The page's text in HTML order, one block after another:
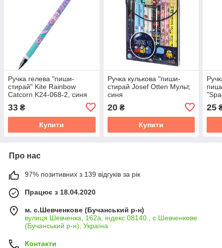
Ручка гелева "пиши-
стирай" Kite Rainbow
Catcorn K24-068-2, синя
33 ₴
Купити
Ручка кулькова "пиши-
стирай Josef Otten Мульт,
синя
20₴
Купити
25
Про нас
97% позитивних з 139 відгуків за рік
Працює з 18.04.2020
м. с.Шевченкове (Бучанський р-н)
вулиця Шевченка, 162а, індекс 08140 , с.Шевченкове
(Бучанський р-н), Україна
Контакти